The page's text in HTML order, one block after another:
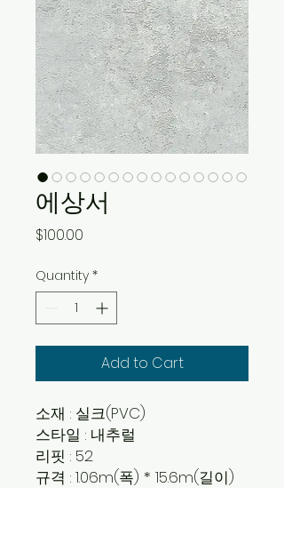
에상서
$100.00
Quantity *
Add to Cart
소재 : 실크(PVC)
스타일 : 내추럴
리핏 : 52
규격 : 1.06m(폭) * 15.6m(길이)